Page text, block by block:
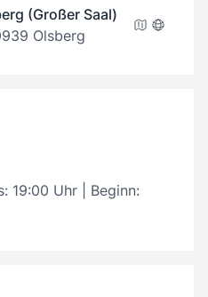
(Großer Saal)
Olsberg
19:00 Uhr | Beginn: